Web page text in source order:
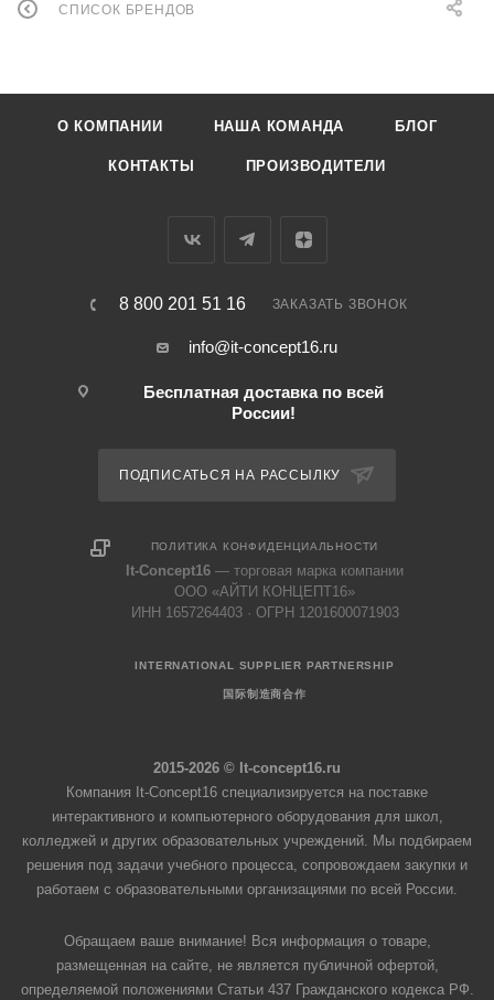
СПИСОК БРЕНДОВ
О КОМПАНИИ НАША КОМАНДА БЛОГ
КОНТАКТЫ ПРОИЗВОДИТЕЛИ
8 800 201 51 16 ЗАКАЗАТЬ ЗВОНОК
info@it-concept16.ru
Бесплатная доставка по всей
России!
ПОДПИСАТЬСЯ НА РАССЫЛКУ
ПОЛИТИКА КОНФИДЕНЦИАЛЬНОСТИ
It-Concept16 — торговая марка компании
ООО «АЙТИ КОНЦЕПТ16»
ИНН 1657264403 · ОГРН 1201600071903
INTERNATIONAL SUPPLIER PARTNERSHIP
国际制造商合作
2015-2026 © It-concept16.ru
Компания It-Concept16 специализируется на поставке
интерактивного и компьютерного оборудования для школ,
колледжей и других образовательных учреждений. Мы подбираем
решения под задачи учебного процесса, сопровождаем закупки и
работаем с образовательными организациями по всей России.
Обращаем ваше внимание! Вся информация о товаре,
размещенная на сайте, не является публичной офертой,
определяемой положениями Статьи 437 Гражданского кодекса РФ.